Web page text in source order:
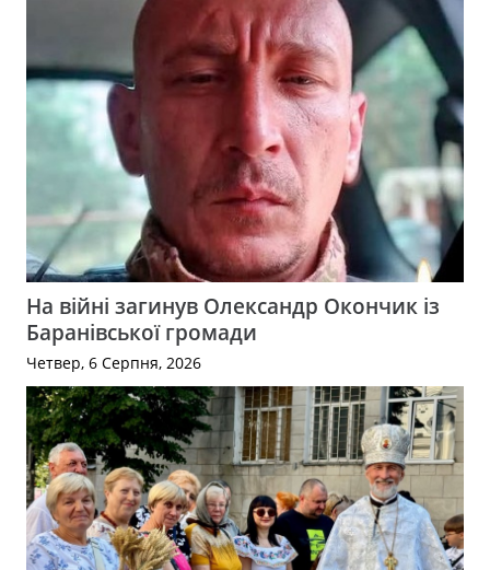
На війні загинув Олександр Окончик із
Баранівської громади
Четвер, 6 Серпня, 2026